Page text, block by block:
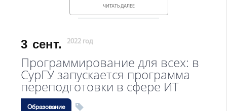
ЧИТАТЬ ДАЛЕЕ
3 сент. 2022 год
Программирование для всех: в
СурГУ запускается программа
переподготовки в сфере ИТ
Образование